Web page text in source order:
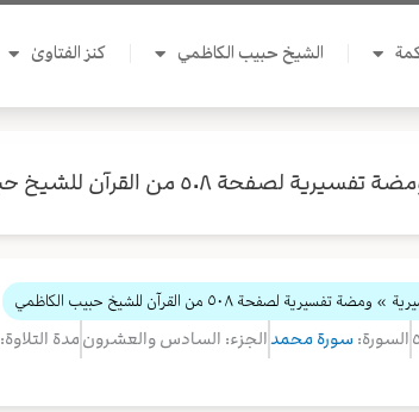
الشيخ حبيب الكاظمي كنز الفتاوىٰ
تفسيرية لصفحة ٥٠٨ من القرآن للشيخ حبيب الكاظمي
» ومضة تفسيرية لصفحة ٥٠٨ من القرآن للشيخ حبيب الكاظمي
السورة: سورة محمدالجزء: السادس والعشرونمدة التلاوة: ٠٢:٠٣